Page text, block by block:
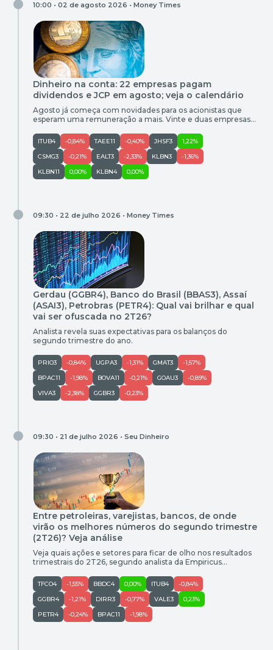
10:00 • 02 de agosto 2026 • Money Times
Dinheiro na conta: 22 empresas pagam
dividendos e JCP em agosto; veja o calendário
Agosto já começa com novidades para os acionistas que
esperam uma remuneração a mais. Vinte e duas empresas
longo do mês. O levantamento realizado pelo Money Times
apresenta o calendário completo, com os valores a serem
distribuídos e as datas de corte para ter direito aos […]
ITUB4 -0,84% TAEE11 -0,40% JHSF3
1,22%
CSMG3
-0,21% EALT3 -2,33% KLBN3
-1,36%
KLBN11
0,00% KLBN4 0,00%
09:30 • 22 de julho 2026 • Money Times
Gerdau (GGBR4), Banco do Brasil (BBAS3), Assaí
(ASAI3), Petrobras (PETR4): Qual vai brilhar e qual
vai ser ofuscada no 2T26?
Analista revela suas expectativas para os balanços do
segundo trimestre do ano.
PRIO3 -0,84% UGPA3 -1,31% GMAT3
-1,57%
BPAC11
-1,98% BOVA11 -0,21% GOAU3
-0,89%
VIVA3
-2,38% GGBR3 -0,23%
09:30 • 21 de julho 2026 • Seu Dinheiro
Entre petroleiras, varejistas, bancos, de onde
virão os melhores números do segundo trimestre
(2T26)? Veja análise
Veja quais ações e setores para ficar de olho nos resultados
trimestrais do 2T26, segundo analista da Empiricus
TFCO4 -1,55% BBDC4 0,00% ITUB4
-0,84%
GGBR4
-1,21% DIRR3 -0,77% VALE3
0,23%
PETR4
-0,24% BPAC11 -1,98%